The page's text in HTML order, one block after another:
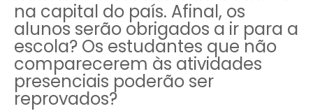
na capital do país. Afinal, os
alunos serão obrigados a ir para a
escola? Os estudantes que não
comparecerem às atividades
presenciais poderão ser
reprovados?